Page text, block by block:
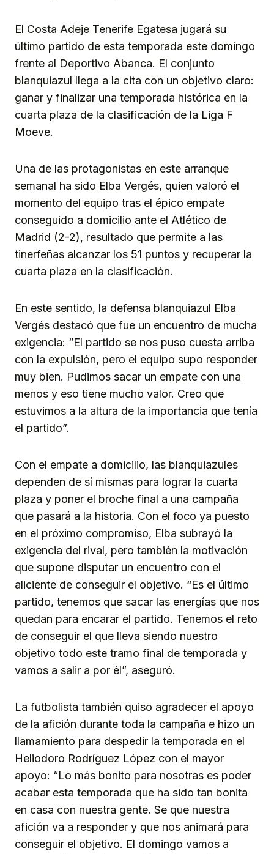
El Costa Adeje Tenerife Egatesa jugará su
último partido de esta temporada este domingo
frente al Deportivo Abanca. El conjunto
blanquiazul llega a la cita con un objetivo claro:
ganar y finalizar una temporada histórica en la
cuarta plaza de la clasificación de la Liga F
Moeve.
Una de las protagonistas en este arranque
semanal ha sido Elba Vergés, quien valoró el
momento del equipo tras el épico empate
conseguido a domicilio ante el Atlético de
Madrid (2-2), resultado que permite a las
tinerfeñas alcanzar los 51 puntos y recuperar la
cuarta plaza en la clasificación.
En este sentido, la defensa blanquiazul Elba
Vergés destacó que fue un encuentro de mucha
exigencia: “El partido se nos puso cuesta arriba
con la expulsión, pero el equipo supo responder
muy bien. Pudimos sacar un empate con una
menos y eso tiene mucho valor. Creo que
estuvimos a la altura de la importancia que tenía
el partido”.
Con el empate a domicilio, las blanquiazules
dependen de sí mismas para lograr la cuarta
plaza y poner el broche final a una campaña
que pasará a la historia. Con el foco ya puesto
en el próximo compromiso, Elba subrayó la
exigencia del rival, pero también la motivación
que supone disputar un encuentro con el
aliciente de conseguir el objetivo. “Es el último
partido, tenemos que sacar las energías que nos
quedan para encarar el partido. Tenemos el reto
de conseguir el que lleva siendo nuestro
objetivo todo este tramo final de temporada y
vamos a salir a por él”, aseguró.
La futbolista también quiso agradecer el apoyo
de la afición durante toda la campaña e hizo un
llamamiento para despedir la temporada en el
Heliodoro Rodríguez López con el mayor
apoyo: “Lo más bonito para nosotras es poder
acabar esta temporada que ha sido tan bonita
en casa con nuestra gente. Se que nuestra
afición va a responder y que nos animará para
conseguir el objetivo. El domingo vamos a